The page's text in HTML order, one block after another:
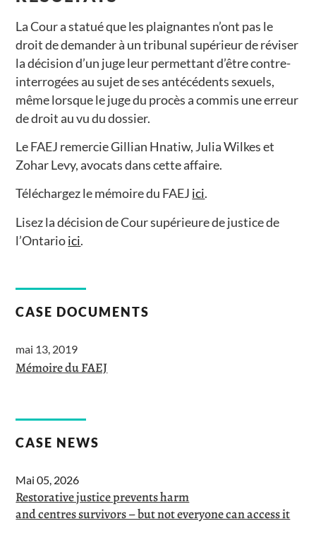
La Cour a statué que les plaignantes n’ont pas le
droit de demander à un tribunal supérieur de réviser
la décision d’un juge leur permettant d’être contre-
interrogées au sujet de ses antécédents sexuels,
même lorsque le juge du procès a commis une erreur
de droit au vu du dossier.
Le FAEJ remercie Gillian Hnatiw, Julia Wilkes et
Zohar Levy, avocats dans cette affaire.
Téléchargez le mémoire du FAEJ ici.
Lisez la décision de Cour supérieure de justice de
l’Ontarioici.
CASE DOCUMENTS
mai 13, 2019
Mémoire du FAEJ
CASE NEWS
Mai 05, 2026
Restorative justice prevents harm
and centres survivors – but not everyone can access it